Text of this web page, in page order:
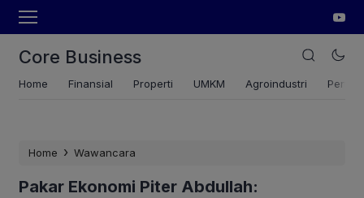
Core Business
Home Finansial Properti UMKM Agroindustri
Home › Wawancara
Pakar Ekonomi Piter Abdullah: